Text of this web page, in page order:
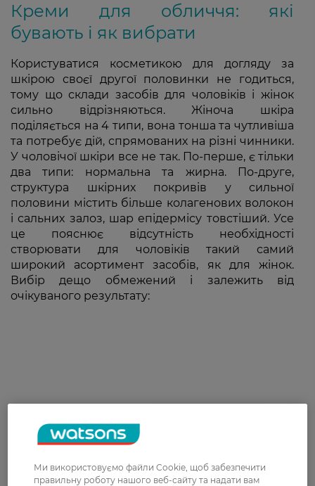
Креми для обличчя: які
бувають і як вибрати
Користуватися косметикою для догляду за
шкірою своєї другої половинки не годиться,
тому що склади засобів для чоловіків і жінок
сильно відрізняються. Жіноча шкіра
поділяється на 4 типи, вона тонша та чутливіша
та потребує дій, спрямованих на різні чинники.
У чоловічої шкіри все не так. По-перше, є тільки
два типи: нормальна та жирна. По-друге,
структура шкірних покривів у сильної
половини містить більше колагенових волокон
і сальних залоз, шар епідермісу товстіший. Усе
це пояснює відсутність необхідності
створювати для чоловіків такий самий
широкий асортимент засобів, як для жінок.
Вибір дещо обмежений і залежить від
очікуваного результату:
Ми використовуємо файли Cookie, щоб забезпечити
правильну роботу нашого веб-сайту та надати вам